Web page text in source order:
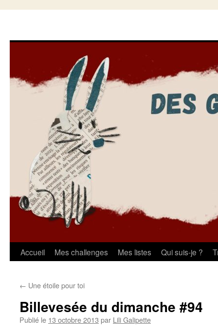
Aller
contenu
Accueil Mes challenges Mes listes Qui suis-je ?
← Une étoile pour toi
Billevesée du dimanche #94
Publié le 13 octobre 2013 par Lili Galipette